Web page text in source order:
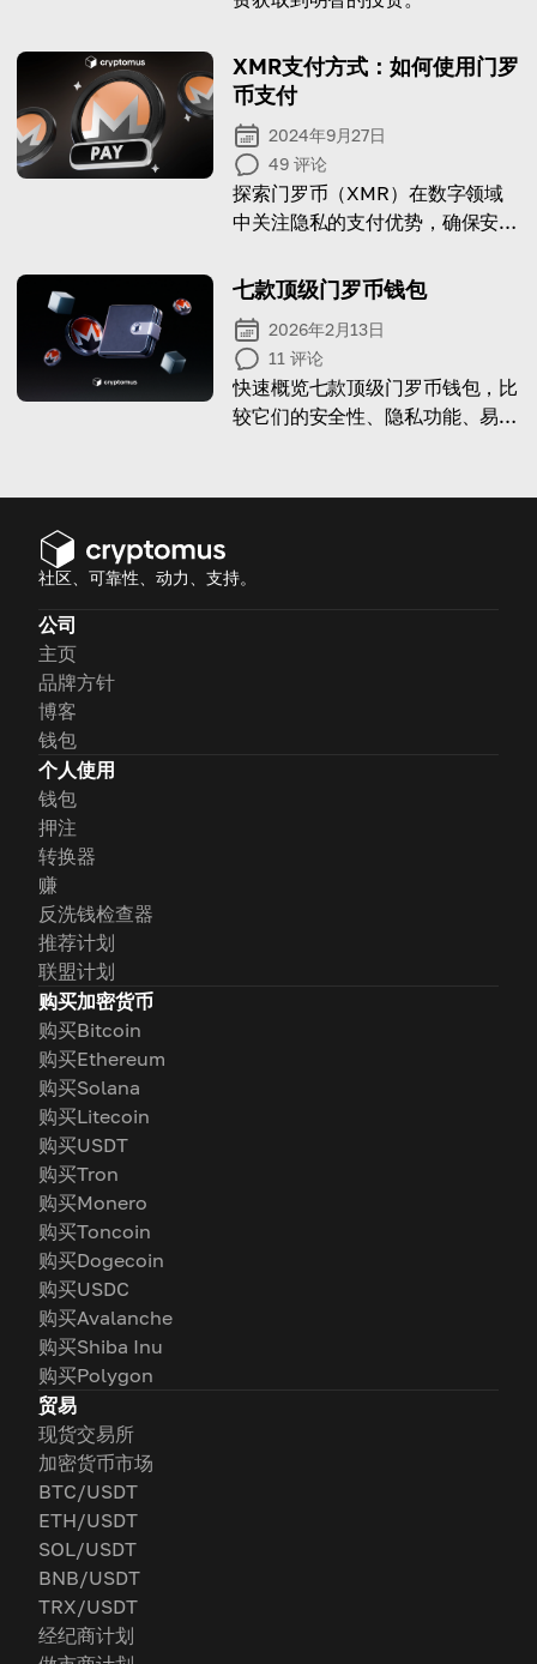
XMR支付方式：如何使用门罗
币支付
2024年9月27日
49 评论
探索门罗币（XMR）在数字领域
中关注隐私的支付优势，确保安全
七款顶级门罗币钱包
2026年2月13日
11 评论
快速概览七款顶级门罗币钱包，比
较它们的安全性、隐私功能、易用
社区、可靠性、动力、支持。
公司
主页
品牌方针
博客
钱包
个人使用
钱包
押注
转换器
赚
反洗钱检查器
推荐计划
联盟计划
购买加密货币
购买Bitcoin
购买Ethereum
购买Solana
购买Litecoin
购买USDT
购买Tron
购买Monero
购买Toncoin
购买Dogecoin
购买USDC
购买Avalanche
购买Shiba Inu
购买Polygon
贸易
现货交易所
加密货币市场
BTC/USDT
ETH/USDT
SOL/USDT
BNB/USDT
TRX/USDT
经纪商计划